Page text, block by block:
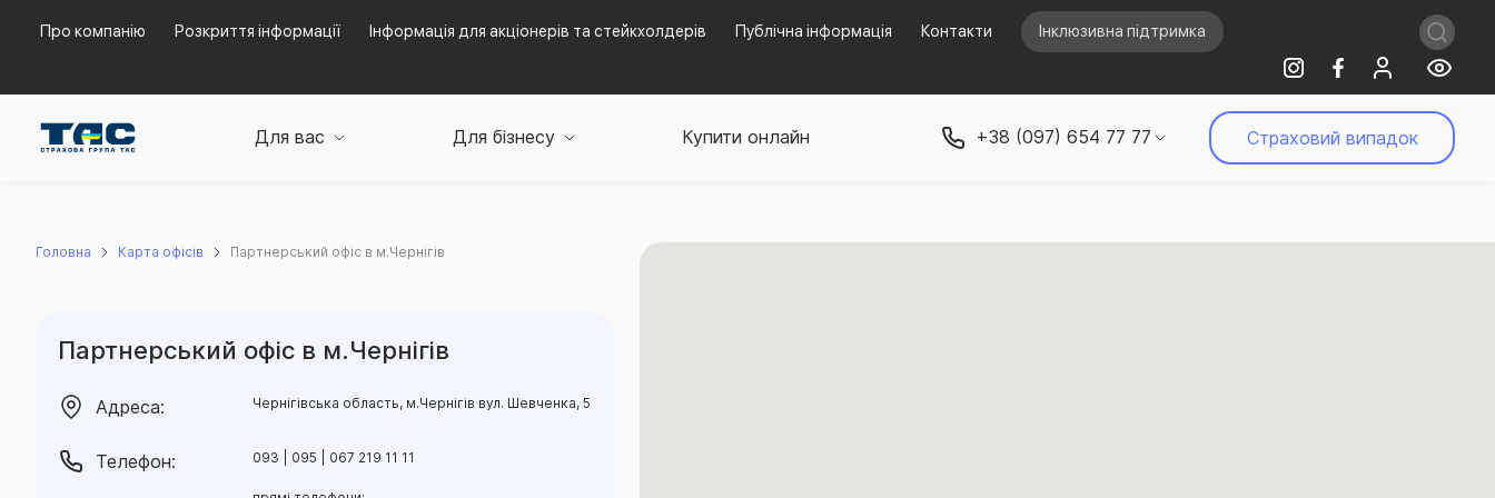
Про компанію Розкриття інформації Інформація для акціонерів та стейкхолдерів Публічна інформація Контакти Інклюзивна підтримка
Для вас Для бізнесу Купити онлайн +38 (097) 654 77 77 Страховий випадок
Головна Карта офісів Партнерський офіс в м.Чернігів
Партнерський офіс в м.Чернігів
Адреса: Чернігівська область, м.Чернігів вул. Шевченка, 5
Телефон: 093 | 095 | 067 219 11 11